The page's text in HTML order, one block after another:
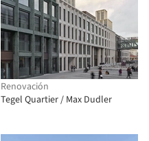
Renovación
Tegel Quartier / Max Dudler